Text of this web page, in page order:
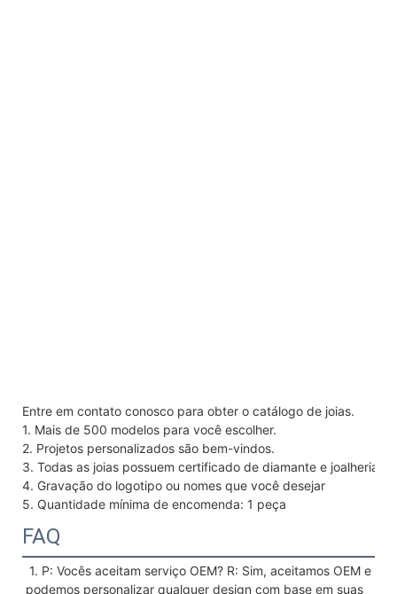
Entre em contato conosco para obter o catálogo de joias.
1. Mais de 500 modelos para você escolher.
2. Projetos personalizados são bem-vindos.
3. Todas as joias possuem certificado de diamante e joalheria.
4. Gravação do logotipo ou nomes que você desejar
5. Quantidade mínima de encomenda: 1 peça
FAQ
podemos personalizar qualquer design com base em suas